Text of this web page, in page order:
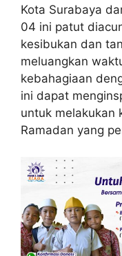
Kota Surabaya
04 ini patut
kesibukan dan
meluangkan
kebahagiaan
ini dapat
untuk melakukan
Ramadan yang